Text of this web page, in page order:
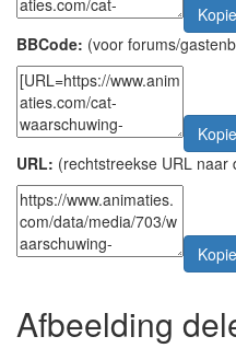
BBCode: (voor forums/
URL: (rechtstreekse URL naar
Afbeelding